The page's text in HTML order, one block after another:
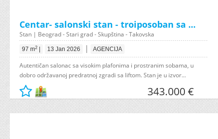
Centar- salonski stan - troiposoban sa ...
Stan | Beograd - Stari grad - Skupština - Takovska
97 m2 13 Jan 2026 | AGENCIJA
Autentičan salonac sa visokim plafonima i prostranim sobama, u
dobro održavanoj predratnoj zgradi sa liftom. Stan je u izvor...
343.000 €